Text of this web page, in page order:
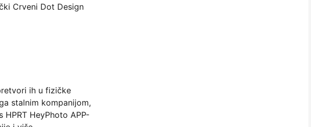
Crveni Dot Design
ih u fizičke
stalnim kompanijom,
HeyPhoto APP-